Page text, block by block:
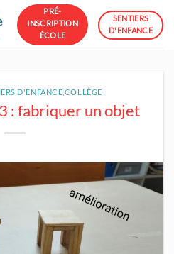
PRÉ-
INSCRIPTION
ÉCOLE
SENTIERS
D'ENFANCE
D'ENFANCE COLLÈGE
: fabriquer un objet